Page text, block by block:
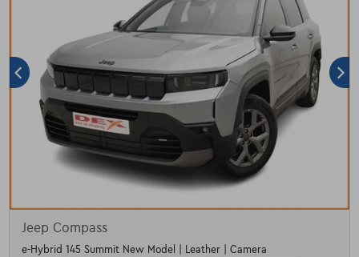
Jeep Compass
e-Hybrid 145 Summit New Model | Leather | Camera